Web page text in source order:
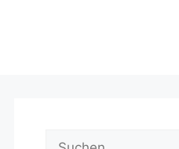
Suche